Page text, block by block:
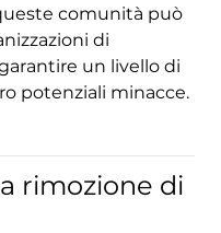
comunità può
di
un livello di
potenziali minacce.
rimozione di